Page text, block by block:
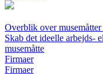
Overblik over
Skab det ideelle arbejds-
musemåtte
Firmaer
Firmaer